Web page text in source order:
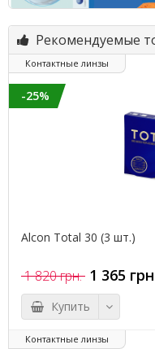
Рекомендуемые
Контактные линзы
-25%
Alcon Total 30 (3 шт.)
1 820 грн. 1 365
Купить
Контактные линзы